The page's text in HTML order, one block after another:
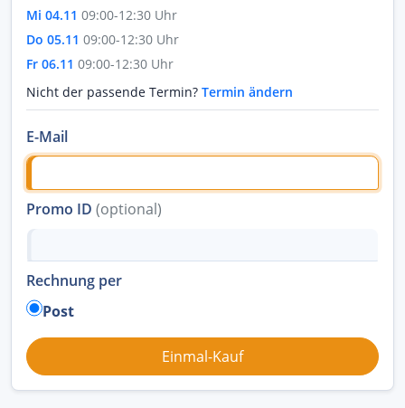
Mi 04.11 09:00-12:30 Uhr
Do 05.11 09:00-12:30 Uhr
Fr 06.11 09:00-12:30 Uhr
Nicht der passende Termin? Termin ändern
E-Mail
Promo ID (optional)
Rechnung per
Post